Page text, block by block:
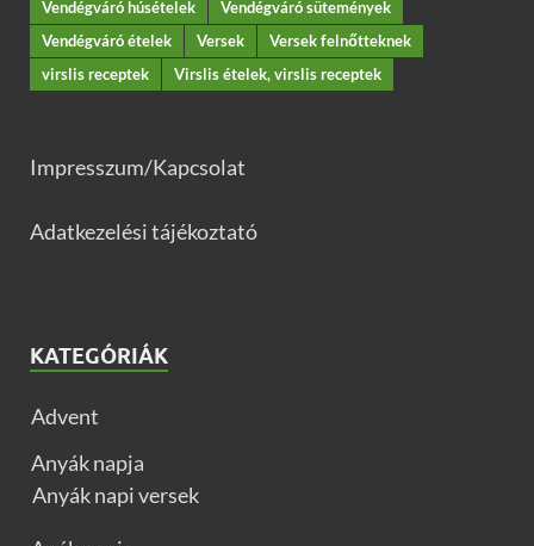
Vendégváró húsételek
Vendégváró sütemények
Vendégváró ételek
Versek
Versek felnőtteknek
virslis receptek
Virslis ételek, virslis receptek
Impresszum/Kapcsolat
Adatkezelési tájékoztató
KATEGÓRIÁK
Advent
Anyák napja
Anyák napi versek